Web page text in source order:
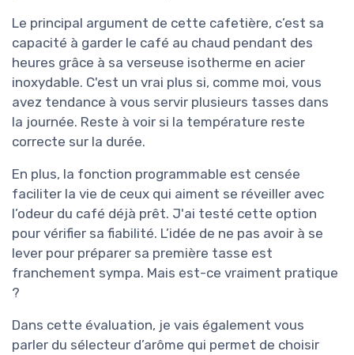
Le principal argument de cette cafetière, c’est sa
capacité à garder le café au chaud pendant des
heures grâce à sa verseuse isotherme en acier
inoxydable. C'est un vrai plus si, comme moi, vous
avez tendance à vous servir plusieurs tasses dans
la journée. Reste à voir si la température reste
correcte sur la durée.
En plus, la fonction programmable est censée
faciliter la vie de ceux qui aiment se réveiller avec
l’odeur du café déjà prêt. J'ai testé cette option
pour vérifier sa fiabilité. L’idée de ne pas avoir à se
lever pour préparer sa première tasse est
franchement sympa. Mais est-ce vraiment pratique
?
Dans cette évaluation, je vais également vous
parler du sélecteur d’arôme qui permet de choisir